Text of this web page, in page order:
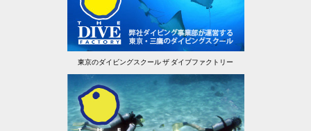
東京のダイビングスクール ザ ダイブファクトリー